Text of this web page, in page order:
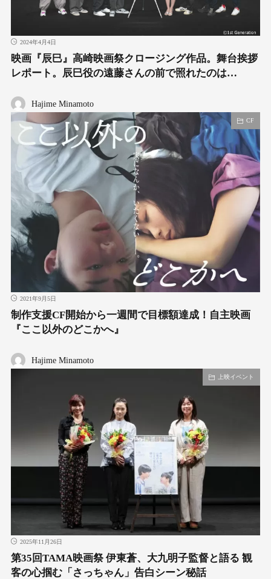
2024年4月4日
映画『辰巳』高崎映画祭クロージング作品。舞台挨拶
レポート。辰巳役の遠藤さんの前で照れたのは…
Hajime Minamoto
CF
2021年9月5日
制作支援CF開始から一週間で目標額達成！自主映画
『ここ以外のどこかへ』
Hajime Minamoto
上映イベント
2025年11月26日
第35回TAMA映画祭 伊東蒼、大九明子監督と語る 観
客の心掴む「さっちゃん」告白シーン秘話